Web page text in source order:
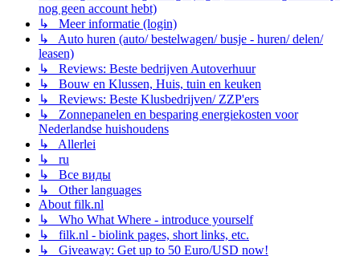
nog geen account hebt)
↳ Meer informatie (login)
↳ Auto huren (auto/ bestelwagen/ busje - huren/ delen/
leasen)
↳ Reviews: Beste bedrijven Autoverhuur
↳ Bouw en Klussen, Huis, tuin en keuken
↳ Reviews: Beste Klusbedrijven/ ZZP'ers
↳ Zonnepanelen en besparing energiekosten voor
Nederlandse huishoudens
↳ Allerlei
↳ ru
↳ Все виды
↳ Other languages
About filk.nl
↳ Who What Where - introduce yourself
↳ filk.nl - biolink pages, short links, etc.
↳ Giveaway: Get up to 50 Euro/USD now!